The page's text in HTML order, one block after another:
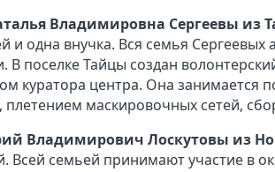
Владимировна Сергеевы из
и одна внучка. Вся семья Сергеевых
поселке Тайцы создан
куратора центра. Она занимается
плетением маскировочных сетей,
Владимирович Лоскутовы из
Всей семьей принимают участие в